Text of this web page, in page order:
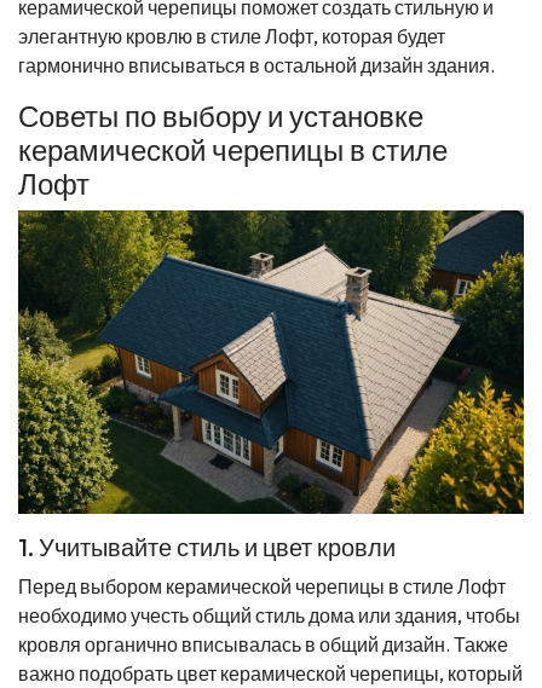
керамической черепицы поможет создать стильную и
элегантную кровлю в стиле Лофт, которая будет
гармонично вписываться в остальной дизайн здания.
Советы по выбору и установке
керамической черепицы в стиле
Лофт
1. Учитывайте стиль и цвет кровли
Перед выбором керамической черепицы в стиле Лофт
необходимо учесть общий стиль дома или здания, чтобы
кровля органично вписывалась в общий дизайн. Также
важно подобрать цвет керамической черепицы, который